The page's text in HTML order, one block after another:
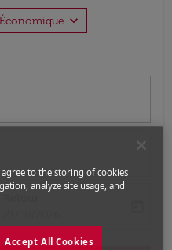
Économique expand_more
agree to the storing of cookies
analyze site usage, and
Accept All Cookies